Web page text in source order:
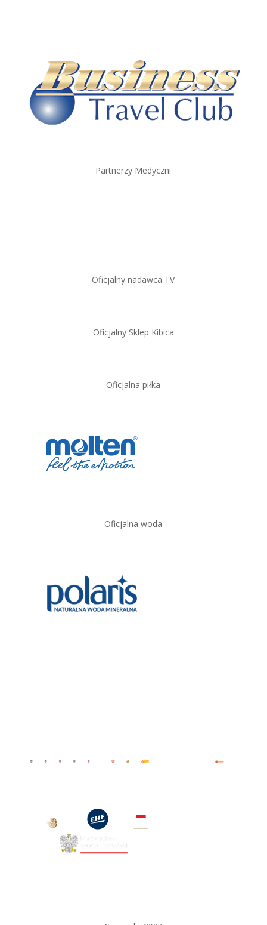
Partnerzy Medyczni
Oficjalny nadawca TV
Oficjalny Sklep Kibica
Oficjalna piłka
Oficjalna woda